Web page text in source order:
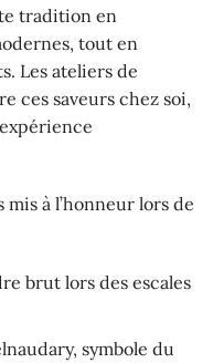
tradition en
tout en
Les ateliers de
ces saveurs chez soi,
à l’honneur lors de
brut lors des escales
symbole du